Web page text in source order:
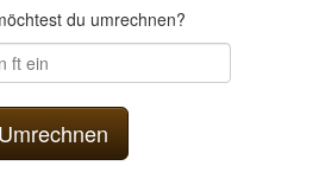
du umrechnen?